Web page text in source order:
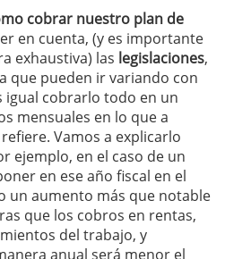
cobrar nuestro plan de
en cuenta, (y es importante
exhaustiva) las legislaciones,
que pueden ir variando con
igual cobrarlo todo en un
mensuales en lo que a
Vamos a explicarlo
ejemplo, en el caso de un
en ese año fiscal en el
un aumento más que notable
que los cobros en rentas,
del trabajo, y
anual será menor el